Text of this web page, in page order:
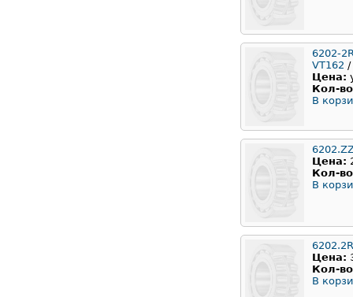
6202-
VT162 /
Цена:
Кол-
В
Цена:
Кол-
В
Цена:
Кол-
В